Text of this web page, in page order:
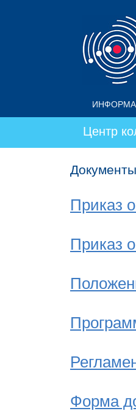
Центр
Документы
Приказ
Приказ
Форма